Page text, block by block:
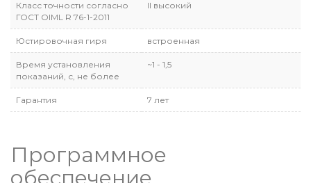
Класс точности согласно
ГОСТ OIML R 76-1-2011
II высокий
Юстировочная гиря встроенная
Время установления
показаний, с, не более
~1 - 1,5
Гарантия 7 лет
Программное